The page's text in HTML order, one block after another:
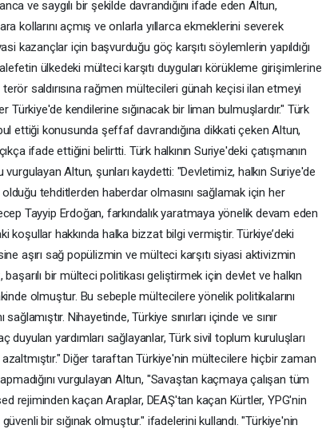
ve saygılı bir şekilde davrandığını ifade eden Altun,
kollarını açmış ve onlarla yıllarca ekmeklerini severek
kazançlar için başvurduğu göç karşıtı söylemlerin yapıldığı
ülkedeki mülteci karşıtı duyguları körükleme girişimlerine
saldırısına rağmen mültecileri günah keçisi ilan etmeyi
kendilerine sığınacak bir liman bulmuşlardır." Türk
ettiği konusunda şeffaf davrandığına dikkati çeken Altun,
ifade ettiğini belirtti. Türk halkının Suriye'deki çatışmanın
Altun, şunları kaydetti: "Devletimiz, halkın Suriye'de
tehditlerden haberdar olmasını sağlamak için her
Tayyip Erdoğan, farkındalık yaratmaya yönelik devam eden
koşullar hakkında halka bizzat bilgi vermiştir. Türkiye’deki
aşırı sağ popülizmin ve mülteci karşıtı siyasi aktivizmin
bir mülteci politikası geliştirmek için devlet ve halkın
olmuştur. Bu sebeple mültecilere yönelik politikalarını
Nihayetinde, Türkiye sınırları içinde ve sınır
yardımları sağlayanlar, Türk sivil toplum kuruluşları
Diğer taraftan Türkiye'nin mültecilere hiçbir zaman
vurgulayan Altun, "Savaştan kaçmaya çalışan tüm
rejiminden kaçan Araplar, DEAŞ'tan kaçan Kürtler, YPG'nin
bir sığınak olmuştur." ifadelerini kullandı. "Türkiye'nin